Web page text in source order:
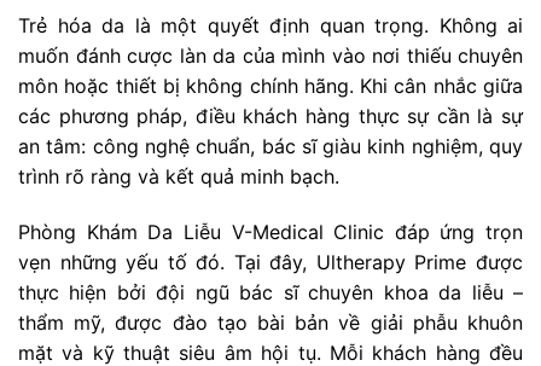
Trẻ hóa da là một quyết định quan trọng. Không ai
muốn đánh cược làn da của mình vào nơi thiếu chuyên
môn hoặc thiết bị không chính hãng. Khi cân nhắc giữa
các phương pháp, điều khách hàng thực sự cần là sự
an tâm: công nghệ chuẩn, bác sĩ giàu kinh nghiệm, quy
trình rõ ràng và kết quả minh bạch.
Phòng Khám Da Liễu V-Medical Clinic đáp ứng trọn
vẹn những yếu tố đó. Tại đây, Ultherapy Prime được
thực hiện bởi đội ngũ bác sĩ chuyên khoa da liễu –
thẩm mỹ, được đào tạo bài bản về giải phẫu khuôn
mặt và kỹ thuật siêu âm hội tụ. Mỗi khách hàng đều